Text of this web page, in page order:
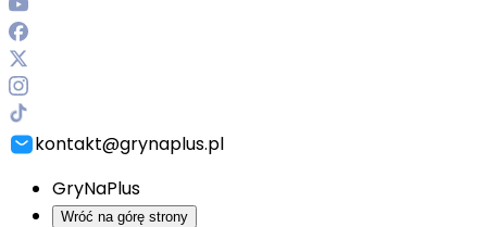
kontakt@grynaplus.pl
GryNaPlus
Wróć na górę strony